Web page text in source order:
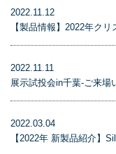
2022.11.12
【製品情報】2022年ク
2022.11.11
展示試投会in千葉-ご来
2022.03.04
【2022年 新製品紹介】